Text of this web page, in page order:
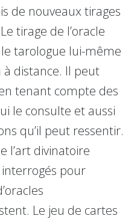
de nouveaux tirages
tirage de l’oracle
tarologue lui-même
à distance. Il peut
tenant compte des
le consulte et aussi
qu’il peut ressentir.
l’art divinatoire
pour
Le jeu de cartes